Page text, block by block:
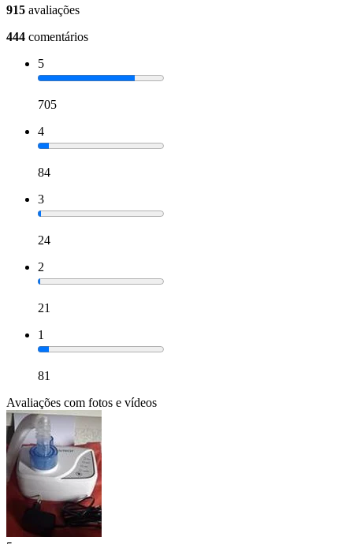
915 avaliações
444 comentários
5
705
4
84
3
24
2
21
1
81
Avaliações com fotos e vídeos